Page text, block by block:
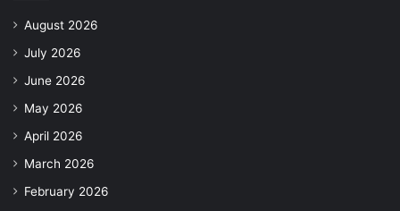
August 2026
July 2026
June 2026
May 2026
April 2026
March 2026
February 2026